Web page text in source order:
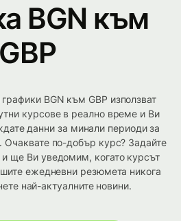
BGN към
GBP
BGN към GBP използват
курсове в реално време и Ви
данни за минали периоди за
Очаквате по-добър курс? Задайте
ще Ви уведомим, когато курсът
ежедневни резюмета никога
най-актуалните новини.